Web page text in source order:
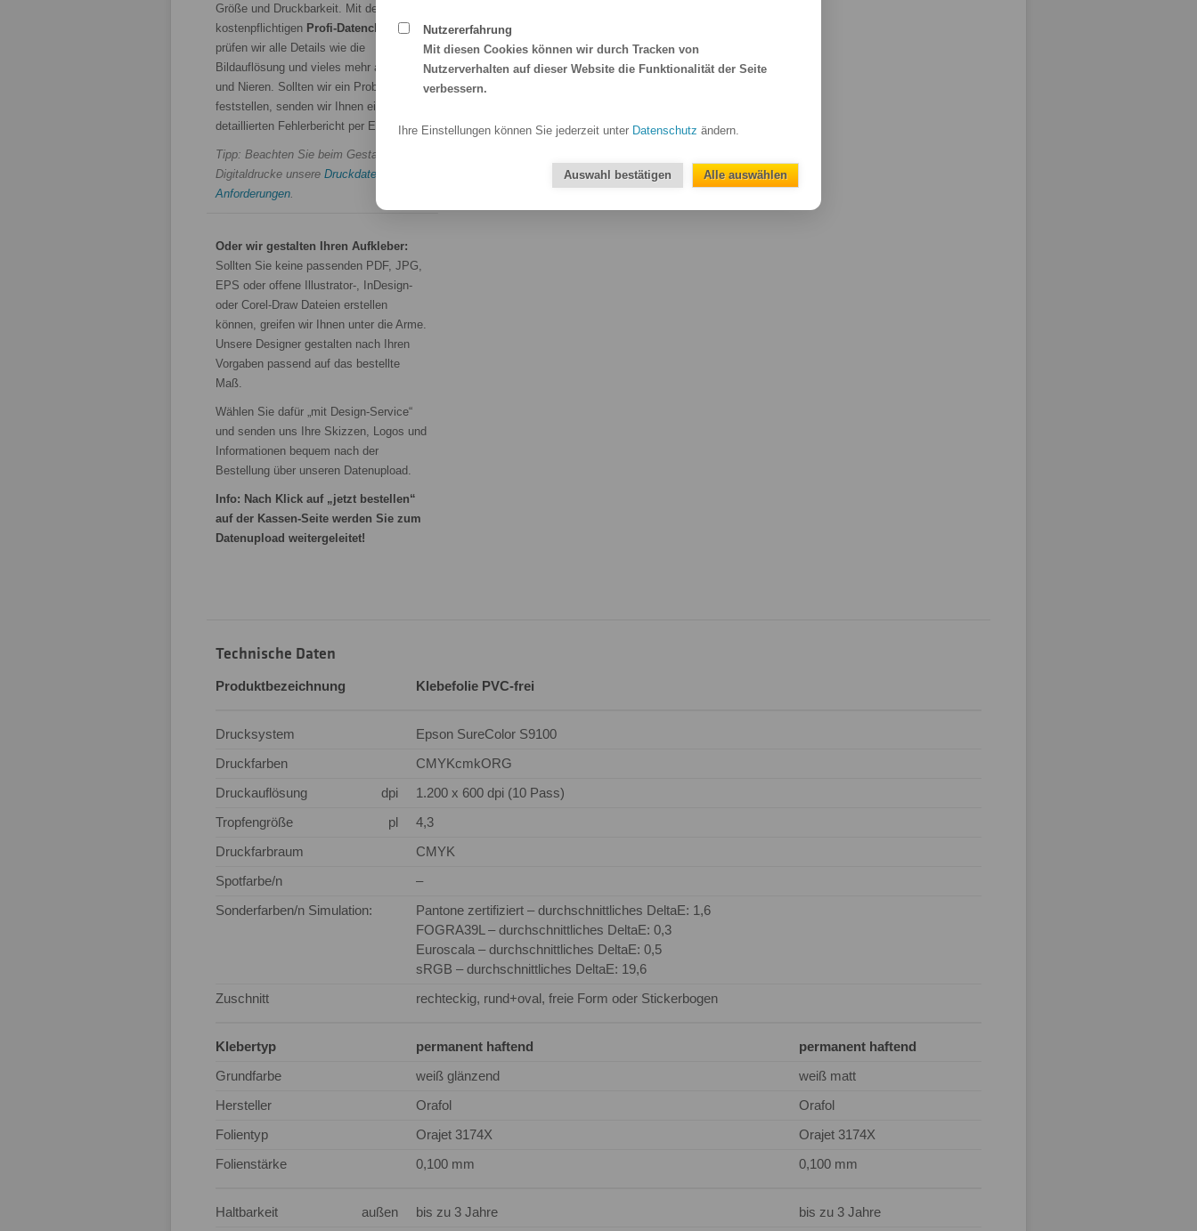
Größe und Druckbarkeit. Mit dem
kostenpflichtigen Profi-Datencheck
prüfen wir alle Details wie die
Bildauflösung und vieles mehr auf Herz
und Nieren. Sollten wir ein Problem
feststellen, senden wir Ihnen einen
detaillierten Fehlerbericht per E-Mail.
Tipp: Beachten Sie beim Gestalten Ihrer
Digitaldrucke unsere Druckdaten-
Anforderungen
Oder wir gestalten Ihren Aufkleber:
Sollten Sie keine passenden PDF, JPG,
EPS oder offene Illustrator-, InDesign-
oder Corel-Draw Dateien erstellen
können, greifen wir Ihnen unter die Arme.
Unsere Designer gestalten nach Ihren
Vorgaben passend auf das bestellte
Maß.
Wählen Sie dafür „mit Design-Service“
und senden uns Ihre Skizzen, Logos und
Informationen bequem nach der
Bestellung über unseren Datenupload.
Info: Nach Klick auf „jetzt bestellen“
auf der Kassen-Seite werden Sie zum
Datenupload weitergeleitet!
Alle Details, mit welchem Drucksystem,
in welcher Druckauflösung und mit
welcher Markenfolie wir Ihre Aufkleber
drucken, finden Sie in unseren
sich sehen lassen – versprochen!
Technische Daten
Produktbezeichnung Klebefolie PVC-frei
Drucksystem
Epson SureColor S9100
Druckfarben
CMYKcmkORG
Druckauflösung
dpi
1.200 x 600 dpi (10 Pass)
Tropfengröße
pl
4,3
Druckfarbraum
CMYK
Spotfarbe/n
–
Sonderfarben/n Simulation:
Pantone zertifiziert – durchschnittliches DeltaE: 1,6
FOGRA39L – durchschnittliches DeltaE: 0,3
Euroscala – durchschnittliches DeltaE: 0,5
sRGB – durchschnittliches DeltaE: 19,6
Zuschnitt
rechteckig, rund+oval, freie Form oder Stickerbogen
Klebertyp permanent haftend
permanent haftend
Grundfarbe
weiß glänzend
weiß matt
Hersteller
Orafol
Orafol
Folientyp
Orajet 3174X
Orajet 3174X
Folienstärke
0,100 mm 0,100 mm
Haltbarkeit außen bis zu 3 Jahre bis zu 3 Jahre
Nutzererfahrung
Mit diesen Cookies können wir durch Tracken von
Nutzerverhalten auf dieser Website die Funktionalität der Seite
verbessern.
Ihre Einstellungen können Sie jederzeit unter Datenschutz ändern.
Alle auswählen
Auswahl bestätigen